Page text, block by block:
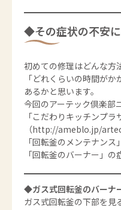
◆その症状の不安
初めての修理はどんな方
「どれくらいの時間が
あるかと思います。
今回のアーテック倶楽部
「こだわりキッチンプラ
（http://ameblo.jp/
「回転釜のメンテナンス
「回転釜のバーナー」
◆ガス式回転釜のバーナ
ガス式回転釜の下部を見